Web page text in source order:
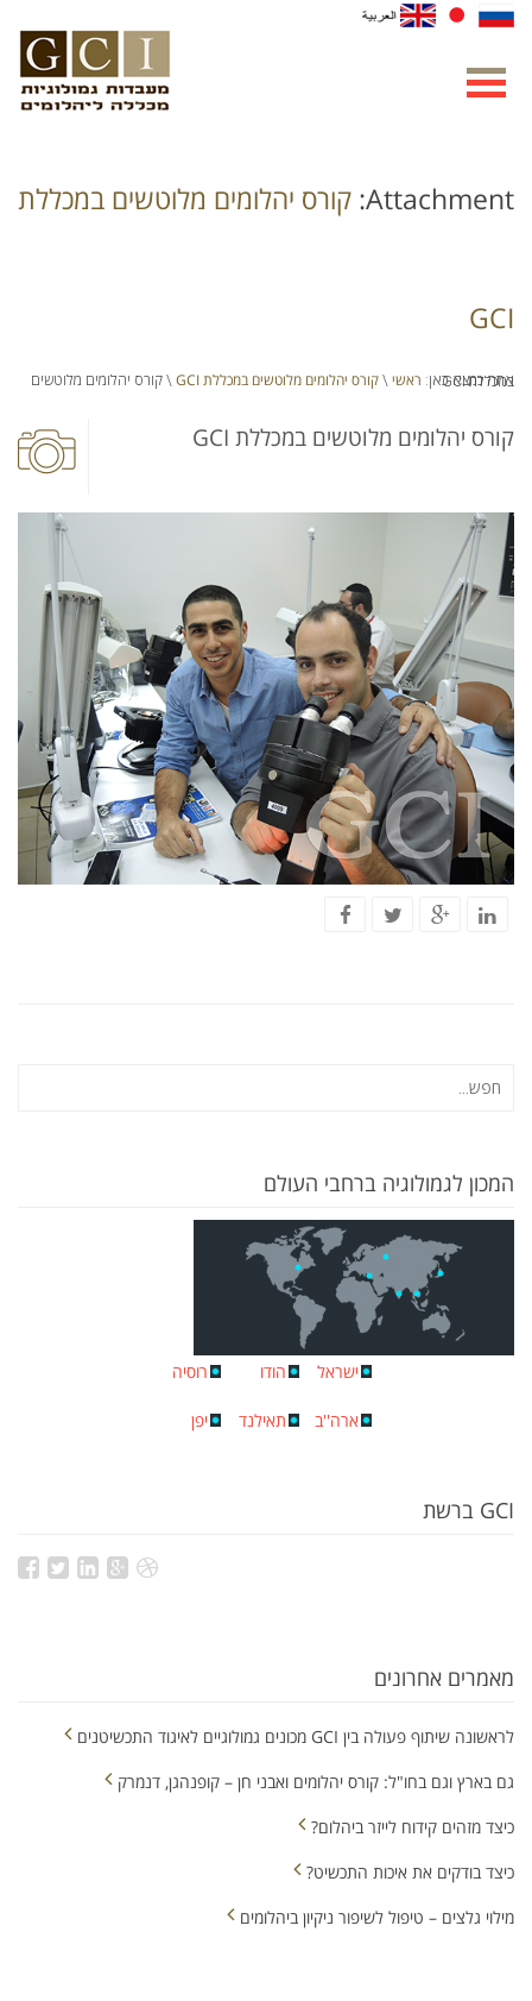
Attachment: קורס יהלומים מלוטשים במכללת
GCI
אתה נמצא כאן: ראשי \ קורס יהלומים מלוטשים במכללת GCI \ קורס יהלומים מלוטשים במכללת GCI
קורס יהלומים מלוטשים במכללת GCI
המכון לגמולוגיה ברחבי העולם
ישראל הודו רוסיה
ארה''ב תאילנד יפן
GCI ברשת
מאמרים אחרונים
לראשונה שיתוף פעולה בין GCI מכונים גמולוגיים לאיגוד התכשיטנים
גם בארץ וגם בחו"ל: קורס יהלומים ואבני חן – קופנהגן, דנמרק
כיצד מזהים קידוח לייזר ביהלום?
כיצד בודקים את איכות התכשיט?
מילוי גלצים – טיפול לשיפור ניקיון ביהלומים